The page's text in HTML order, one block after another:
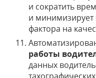
и сократить
и минимизирует
фактора на
работы
данных